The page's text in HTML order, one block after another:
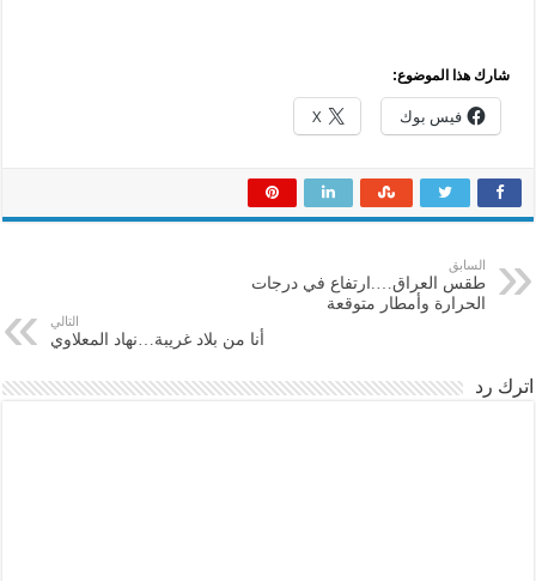
شارك هذا الموضوع:
فيس بوك X
السابق
طقس العراق….ارتفاع في درجات
الحرارة وأمطار متوقعة
التالي
أنا من بلاد غريبة…نهاد المعلاوي
اترك رد